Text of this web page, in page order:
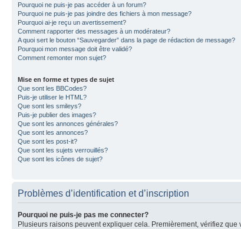
Pourquoi ne puis-je pas accéder à un forum?
Pourquoi ne puis-je pas joindre des fichiers à mon message?
Pourquoi ai-je reçu un avertissement?
Comment rapporter des messages à un modérateur?
A quoi sert le bouton “Sauvegarder” dans la page de rédaction de message?
Pourquoi mon message doit être validé?
Comment remonter mon sujet?
Mise en forme et types de sujet
Que sont les BBCodes?
Puis-je utiliser le HTML?
Que sont les smileys?
Puis-je publier des images?
Que sont les annonces générales?
Que sont les annonces?
Que sont les post-it?
Que sont les sujets verrouillés?
Que sont les icônes de sujet?
Problèmes d’identification et d’inscription
Pourquoi ne puis-je pas me connecter?
Plusieurs raisons peuvent expliquer cela. Premièrement, vérifiez que